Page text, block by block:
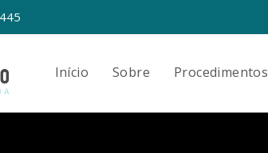
Início Sobre Procedimentos